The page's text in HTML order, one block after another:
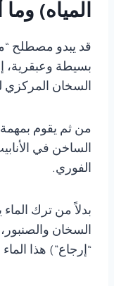
المياه) وما
قد يبدو مصطلح
بسيطة وعبقرية،
السخان المركزي
من ثم يقوم
الساخن في
الفوري.
بدلاً من ترك
السخان
“إرجاع”) هذا